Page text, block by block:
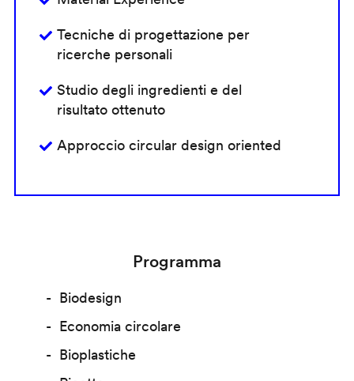
Tecniche di progettazione per
ricerche personali
Studio degli ingredienti e del
risultato ottenuto
Approccio circular design oriented
Programma
Biodesign
Economia circolare
Bioplastiche